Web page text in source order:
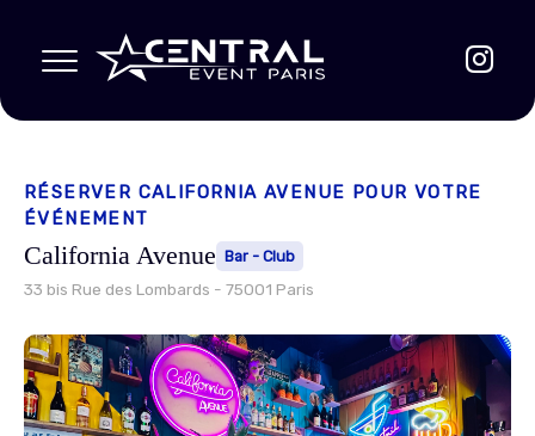
RÉSERVER CALIFORNIA AVENUE POUR VOTRE
ÉVÉNEMENT
California Avenue Bar - Club
33 bis Rue des Lombards - 75001 Paris